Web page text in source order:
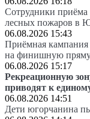
Сотрудники
лесных пожаров в
06.08.2026 15:43
Приёмная кампания
на финишную
06.08.2026 15:17
Рекреационную
приводят к
06.08.2026 14:51
Дети югорчанина